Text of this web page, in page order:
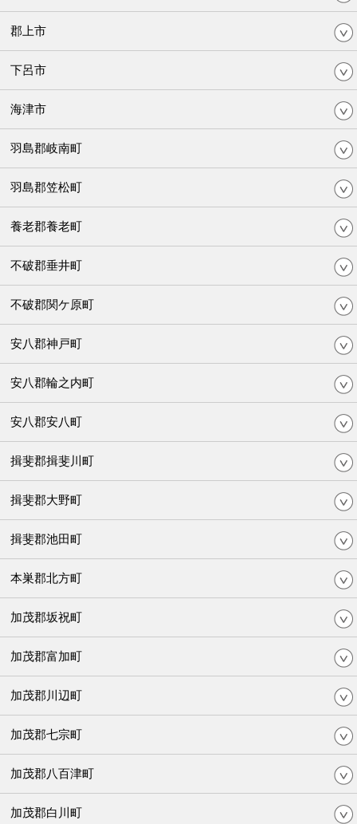
郡上市
下呂市
海津市
羽島郡岐南町
羽島郡笠松町
養老郡養老町
不破郡垂井町
不破郡関ケ原町
安八郡神戸町
安八郡輪之内町
安八郡安八町
揖斐郡揖斐川町
揖斐郡大野町
揖斐郡池田町
本巣郡北方町
加茂郡坂祝町
加茂郡富加町
加茂郡川辺町
加茂郡七宗町
加茂郡八百津町
加茂郡白川町